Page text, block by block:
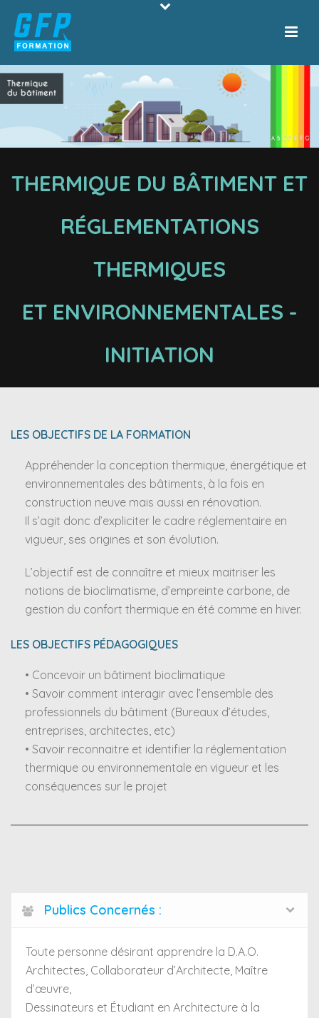
THERMIQUE DU BÂTIMENT ET
RÉGLEMENTATIONS
THERMIQUES
ET ENVIRONNEMENTALES -
INITIATION
LES OBJECTIFS DE LA FORMATION
Appréhender la conception thermique, énergétique et
environnementales des bâtiments, à la fois en
construction neuve mais aussi en rénovation.
Il s’agit donc d’expliciter le cadre réglementaire en
vigueur, ses origines et son évolution.
L’objectif est de connaître et mieux maitriser les
notions de bioclimatisme, d’empreinte carbone, de
gestion du confort thermique en été comme en hiver.
LES OBJECTIFS PÉDAGOGIQUES
• Concevoir un bâtiment bioclimatique
• Savoir comment interagir avec l’ensemble des
professionnels du bâtiment (Bureaux d’études,
entreprises, architectes, etc)
• Savoir reconnaitre et identifier la réglementation
thermique ou environnementale en vigueur et les
conséquences sur le projet
Publics Concernés :
Toute personne désirant apprendre la D.A.O.
Architectes, Collaborateur d’Architecte, Maître
d’œuvre,
Dessinateurs et Étudiant en Architecture à la